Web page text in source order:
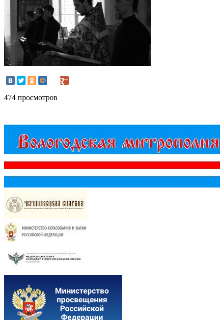
474 просмотров